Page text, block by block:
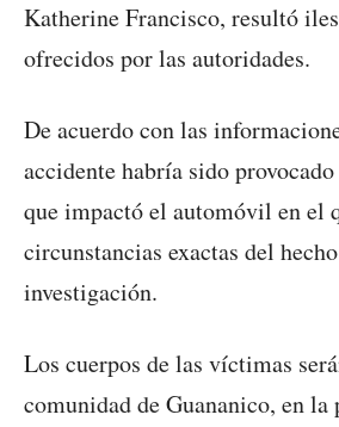
Katherine Francisco, resultó
ofrecidos por las autoridades.
De acuerdo con las
accidente habría sido
que impactó el automóvil en el
circunstancias exactas del
investigación.
Los cuerpos de las víctimas
comunidad de Guananico, en